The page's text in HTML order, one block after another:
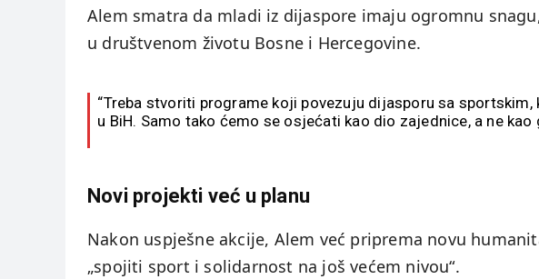
Alem smatra da mladi iz dijaspore imaju ogromnu
u društvenom životu Bosne i Hercegovine.
“Treba stvoriti programe koji povezuju dijasporu sa
u BiH. Samo tako ćemo se osjećati kao dio zajednice, a ne kao
Novi projekti već u planu
Nakon uspješne akcije, Alem već priprema novu
„spojiti sport i solidarnost na još većem nivou“.